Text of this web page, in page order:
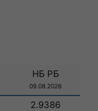
НБ РБ
09.08.2026
2.9386